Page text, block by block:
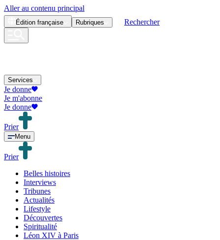
Aller au contenu principal
Édition française Rubriques Rechercher
Services
Je donne
Je m'abonne
Je donne
Prier
Menu
Prier
Belles histoires
Interviews
Tribunes
Actualités
Lifestyle
Découvertes
Spiritualité
Léon XIV à Paris